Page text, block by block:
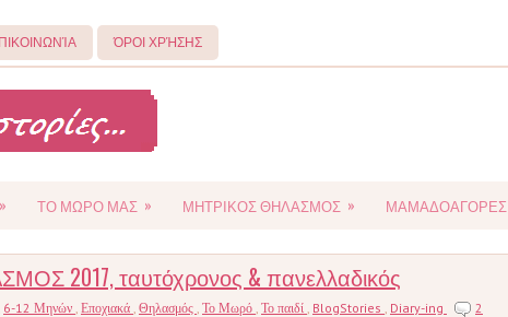
ΌΡΟΙ ΧΡΉΣΗΣ
» ΤΟ ΜΩΡΟ ΜΑΣ » ΜΗΤΡΙΚΟΣ ΘΗΛΑΣΜΟΣ » ΜΑΜΑΔΟΑΓΟΡΕΣ
2017, ταυτόχρονος & πανελλαδικός
6-12 Μηνών , Εποχιακά , Θηλασμός , Το Μωρό , Το παιδί , BlogStories , Diary-ing
2